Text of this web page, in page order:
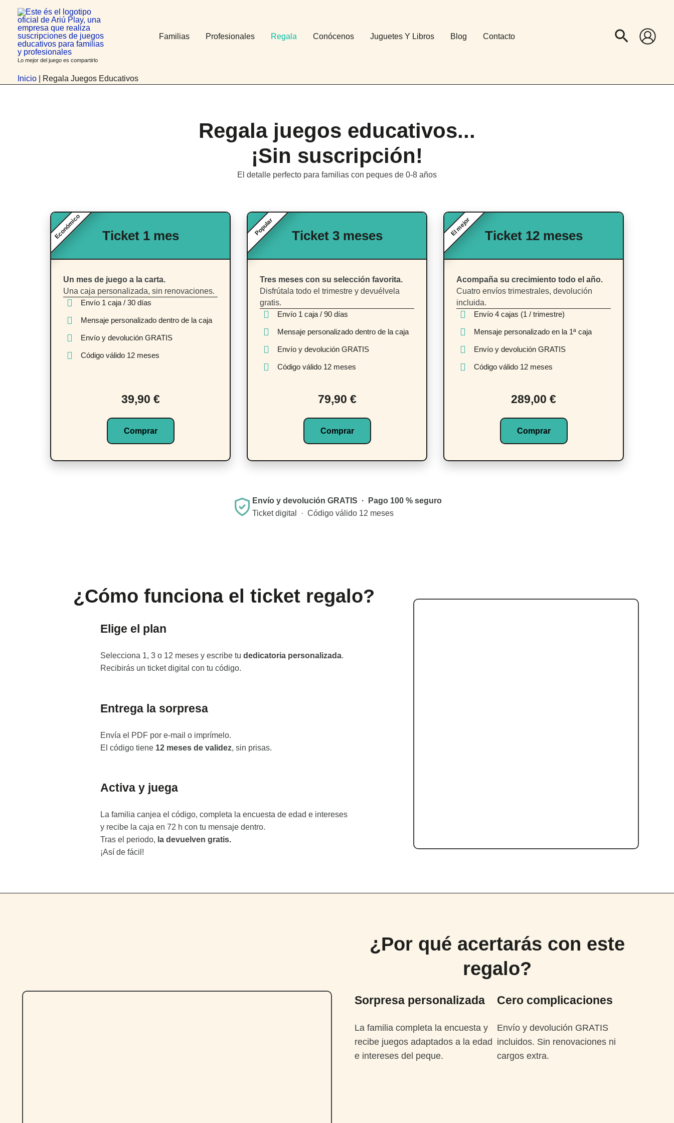
contingut
contingut
Lo mejor del juego es compartirlo
Familias Profesionales Regala Conócenos Juguetes Y Libros Blog Contacto Cercar
Inicio Regala Juegos Educativos
Regala juegos educativos...
¡Sin suscripción!
El detalle perfecto para familias con peques de 0-8 años
Económico Ticket 1 mes
Un mes de juego a la carta.
Una caja personalizada, sin renovaciones.
Envío 1 caja / 30 días
Mensaje personalizado dentro de la caja
Envío y devolución GRATIS
Código válido 12 meses
39,90 €
Comprar
Popular Ticket 3 meses
Tres meses con su selección favorita.
Disfrútala todo el trimestre y devuélvela
gratis.
Envío 1 caja / 90 días
Mensaje personalizado dentro de la caja
Envío y devolución GRATIS
Código válido 12 meses
79,90 €
Comprar
El mejor Ticket 12 meses
Acompaña su crecimiento todo el año.
Cuatro envíos trimestrales, devolución
incluida.
Envío 4 cajas (1 / trimestre)
Mensaje personalizado en la 1ª caja
Envío y devolución GRATIS
Código válido 12 meses
289,00 €
Comprar
Envío y devolución GRATIS · Pago 100 % seguro
Ticket digital · Código válido 12 meses
¿Cómo funciona el ticket regalo?
Elige el plan
Selecciona 1, 3 o 12 meses y escribe tu dedicatoria personalizada.
Recibirás un ticket digital con tu código.
Entrega la sorpresa
Envía el PDF por e-mail o imprímelo.
El código tiene 12 meses de validez, sin prisas.
Activa y juega
La familia canjea el código, completa la encuesta de edad e intereses
y recibe la caja en 72 h con tu mensaje dentro.
Tras el periodo, la devuelven gratis.
¡Así de fácil!
¿Por qué acertarás con este
regalo?
Sorpresa personalizada
La familia completa la encuesta y
recibe juegos adaptados a la edad
e intereses del peque.
Cero complicaciones
Envío y devolución GRATIS
incluidos. Sin renovaciones ni
cargos extra.